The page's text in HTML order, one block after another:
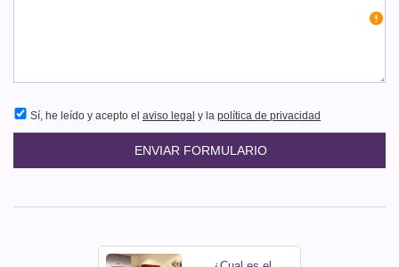
Sí, he leído y acepto el aviso legal y la política de privacidad